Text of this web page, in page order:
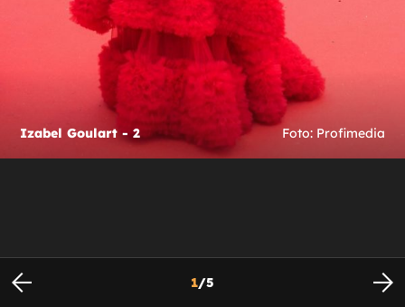
Izabel Goulart - 2 Foto: Profimedia
1/5